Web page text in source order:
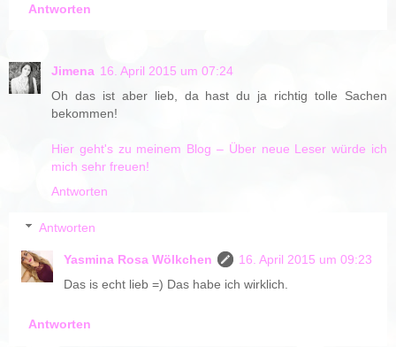
Antworten
Jimena 16. April 2015 um 07:24
Oh das ist aber lieb, da hast du ja richtig tolle Sachen
bekommen!
Hier geht's zu meinem Blog – Über neue Leser würde ich
mich sehr freuen!
Antworten
Antworten
Yasmina Rosa Wölkchen
16. April 2015 um 09:23
Das is echt lieb =) Das habe ich wirklich.
Antworten